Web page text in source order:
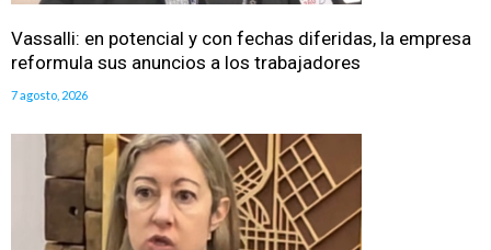
Vassalli: en potencial y con fechas diferidas, la empresa
reformula sus anuncios a los trabajadores
7 agosto, 2026